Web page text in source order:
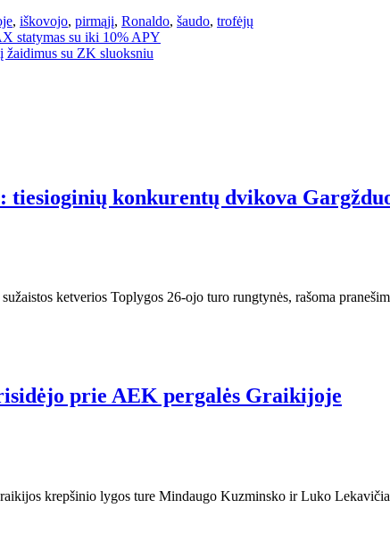
, iškovojo, pirmąjį, Ronaldo, šaudo, trofėjų
statymas su iki 10% APY
žaidimus su ZK sluoksniu
tiesioginių konkurentų dvikova
ketverios Toplygos 26-ojo turo rungtynės, rašoma
prie AEK pergalės Graikijoje
krepšinio lygos ture Mindaugo Kuzminsko ir Luko